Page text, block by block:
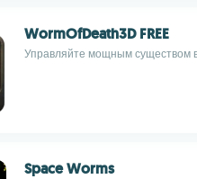
WormOfDeath3D FREE
Управляйте мощным существом
Space Worms